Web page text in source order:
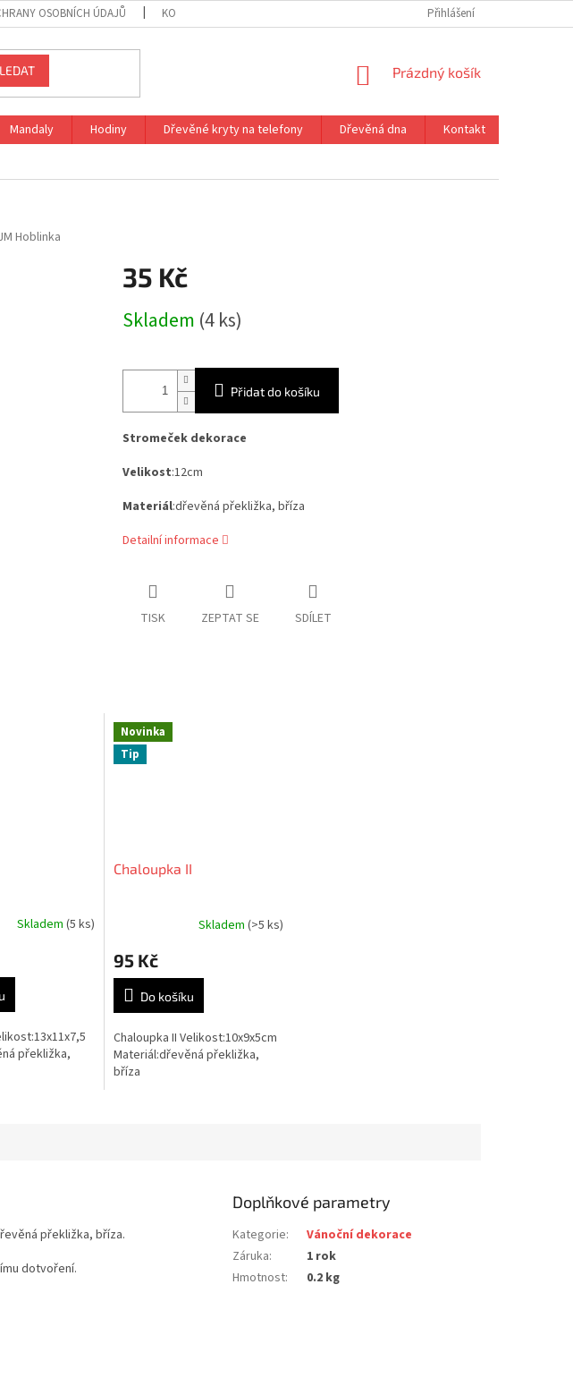
OSOBNÍCH ÚDAJŮ KONTAKT Přihlášení
NÁKUPNÍ
Prázdný košík
Mandaly Hodiny Dřevěné kryty na telefony Dřevěná dna
Kontakt
Hoblinka
35 Kč
cena:
Skladem (4 ks)
Přidat do košíku
Stromeček dekorace
Velikost:12cm
Materiál:dřevěná překližka, bříza
Detailní informace
TISK ZEPTAT SE SDÍLET
Skladem (5 ks)
překližka,
Novinka
Tip
Chaloupka II
produktu
je
5,0
z
5
hvězdiček.
Skladem(>5 ks)
95 Kč
Do košíku
Chaloupka II Velikost:10x9x5cm
Materiál:dřevěná překližka,
bříza
překližka, bříza.
dotvoření.
Doplňkové parametry
Kategorie:
Vánoční dekorace
Záruka:
1 rok
Hmotnost: 0.2 kg